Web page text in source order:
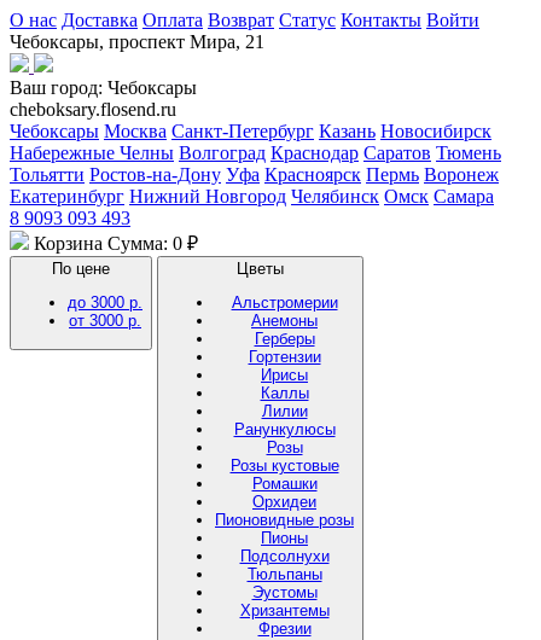
О нас Доставка Оплата Возврат Статус Контакты Войти
Чебоксары, проспект Мира, 21
Ваш город: Чебоксары
cheboksary.flosend.ru
Чебоксары Москва Санкт-Петербург Казань Новосибирск
Набережные Челны Волгоград Краснодар Саратов Тюмень
Тольятти Ростов-на-Дону Уфа Красноярск Пермь Воронеж
Екатеринбург Нижний Новгород Челябинск Омск Самара
8 9093 093 493
Корзина Сумма: 0 ₽
По цене
до 3000 р.
от 3000 р.
Цветы
Альстромерии
Анемоны
Герберы
Гортензии
Ирисы
Каллы
Лилии
Ранункулюсы
Розы
Розы кустовые
Ромашки
Орхидеи
Пионовидные розы
Пионы
Подсолнухи
Тюльпаны
Эустомы
Хризантемы
Фрезии